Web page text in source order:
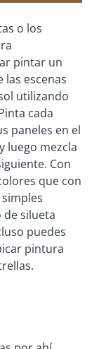
o los
pintar un
las escenas
utilizando
cada
paneles en el
luego mezcla
Con
que con
de silueta
puedes
pintura